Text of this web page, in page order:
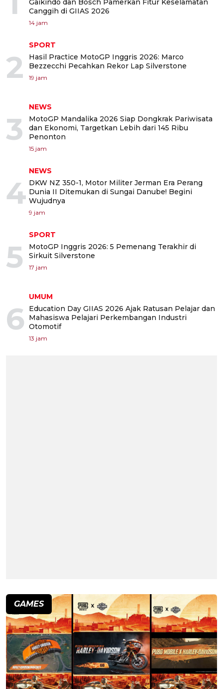
Gaikindo dan Bosch Pamerkan Fitur Keselamatan
Canggih di GIIAS 2026
14 jam
2
SPORT
Hasil Practice MotoGP Inggris 2026: Marco
Bezzecchi Pecahkan Rekor Lap Silverstone
19 jam
3
NEWS
MotoGP Mandalika 2026 Siap Dongkrak Pariwisata
dan Ekonomi, Targetkan Lebih dari 145 Ribu
Penonton
15 jam
4
NEWS
DKW NZ 350-1, Motor Militer Jerman Era Perang
Dunia II Ditemukan di Sungai Danube! Begini
Wujudnya
9 jam
5
SPORT
MotoGP Inggris 2026: 5 Pemenang Terakhir di
Sirkuit Silverstone
17 jam
6
UMUM
Education Day GIIAS 2026 Ajak Ratusan Pelajar dan
Mahasiswa Pelajari Perkembangan Industri
Otomotif
13 jam
GAMES